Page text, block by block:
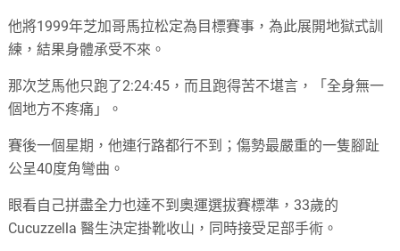
他將1999年芝加哥馬拉松定為目標賽事，為此展開地獄式訓
練，結果身體承受不來。
那次芝馬他只跑了2:24:45，而且跑得苦不堪言，「全身無一
個地方不疼痛」。
賽後一個星期，他連行路都行不到；傷勢最嚴重的一隻腳趾
公呈40度角彎曲。
眼看自己拼盡全力也達不到奧運選拔賽標準，33歲的
Cucuzzella 醫生決定掛靴收山，同時接受足部手術。